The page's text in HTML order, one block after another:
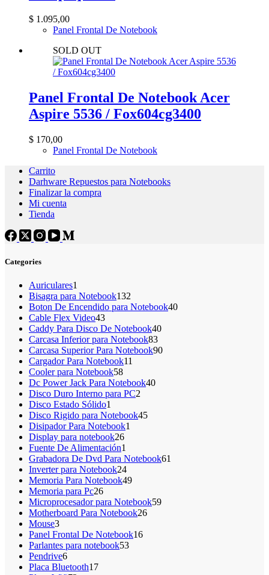
$ 1.095,00
Panel Frontal De Notebook
SOLD OUT
Panel Frontal De Notebook Acer
Aspire 5536 / Fox604cg3400
$ 170,00
Panel Frontal De Notebook
Carrito
Darhware Repuestos para Notebooks
Finalizar la compra
Mi cuenta
Tienda
Categories
Auriculares1
producto
Bisagra para Notebook132
productos
Boton De Encendido para Notebook4040
Cable Flex Video4343
productos
Caddy Para Disco De Notebook4040
Carcasa Inferior para Notebook8383
productos
Carcasa Superior Para Notebook9090
Cargador Para Notebook11
Cooler para Notebook5858
productos
Dc Power Jack Para Notebook4040
Disco Duro Interno para PC2
Disco Estado Sólido1
producto
Disco Rigido para Notebook4545
Disipador Para Notebook1
Display para notebook2626
productos
Fuente De Alimentación1
producto
Grabadora De Dvd Para Notebook61
Inverter para Notebook2424
productos
Memoria Para Notebook4949
Memoria para Pc2626
productos
Microprocesador para Notebook5959
Motherboard Para Notebook2626
Mouse33
productos
Panel Frontal De Notebook1616
Parlantes para notebook5353
Pendrive66
productos
Placa Bluetooth1717